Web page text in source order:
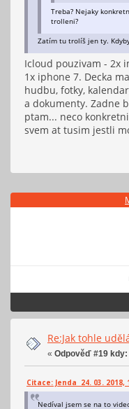
Treba? Nejaky
trolleni?
Zatím tu trolíš jen ty.
Icloud pouzivam - 2x
1x iphone 7. Decka
hudbu, fotky,
a dokumenty. Zadne
ptam... neco
svem at tusim jestli
Re:Jak tohle
« Odpověď #19 kdy:
Citace: Jenda 24. 03. 2018,
Nedíval jsem se na to